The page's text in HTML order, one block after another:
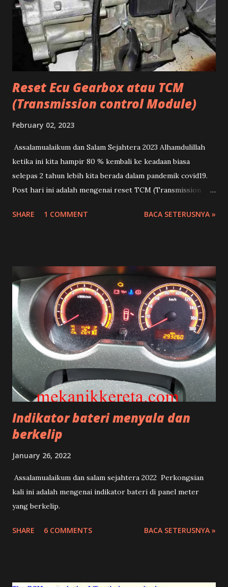
Reset Ecu Gearbox atau TCM
(Transmission control Module)
February 02, 2023
Assalamualaikum dan Salam Sejahtera 2023 Alhamdulillah
ketika ini kita hampir 80 % kembali ke keadaan biasa
selepas 2 tahun lebih kita berada dalam pandemik covid19.
Post hari ini adalah mengenai reset TCM (Transmission
SHARE 1 COMMENT BACA SETERUSNYA »
Indikator bateri menyala dan
berkelip
January 26, 2022
Assalamualaikum dan salam sejahtera 2022 Perkongsian
kali ini adalah mengenai indikator bateri di panel meter
yang berkelip.
SHARE 6 COMMENTS BACA SETERUSNYA »